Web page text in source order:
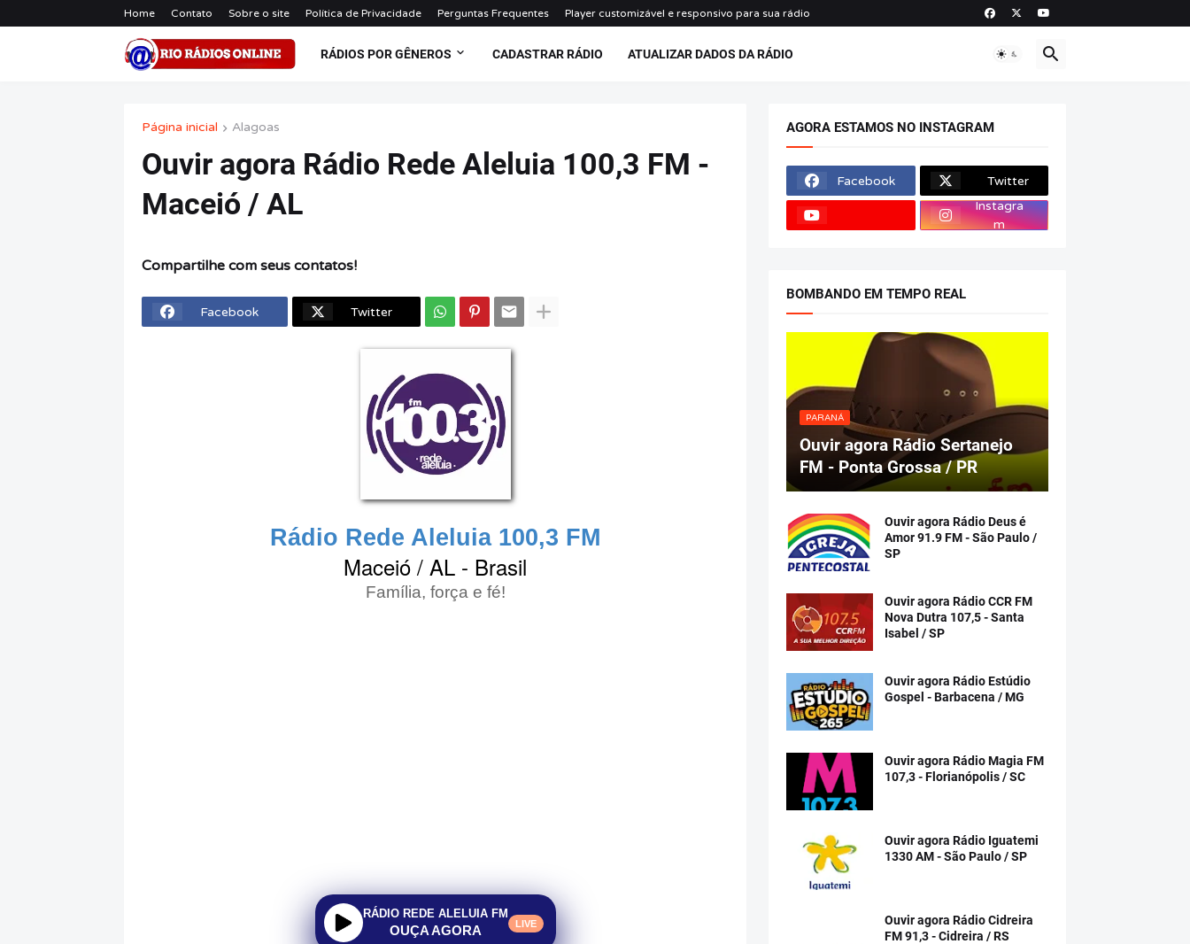
Home Contato Sobre o site Política de Privacidade Perguntas Frequentes Player customizável e responsivo para sua rádio
RÁDIOS POR GÊNEROS CADASTRAR RÁDIO ATUALIZAR DADOS DA RÁDIO
Página inicial Alagoas
Ouvir agora Rádio Rede Aleluia 100,3 FM -
Maceió / AL
Compartilhe com seus contatos!
Facebook Twitter
Rádio Rede Aleluia 100,3 FM
Maceió / AL - Brasil
Família, força e fé!
RÁDIO REDE ALELUIA FM
OUÇA AGORA LIVE
AGORA ESTAMOS NO INSTAGRAM
Facebook
Twitter
Instagra
m
BOMBANDO EM TEMPO REAL
PARANÁ
Ouvir agora Rádio Sertanejo
FM - Ponta Grossa / PR
Ouvir agora Rádio Deus é
Amor 91.9 FM - São Paulo /
SP
Ouvir agora Rádio CCR FM
Nova Dutra 107,5 - Santa
Isabel / SP
Ouvir agora Rádio Estúdio
Gospel - Barbacena / MG
Ouvir agora Rádio Magia FM
107,3 - Florianópolis / SC
Ouvir agora Rádio Iguatemi
1330 AM - São Paulo / SP
Ouvir agora Rádio Cidreira
FM 91,3 - Cidreira / RS